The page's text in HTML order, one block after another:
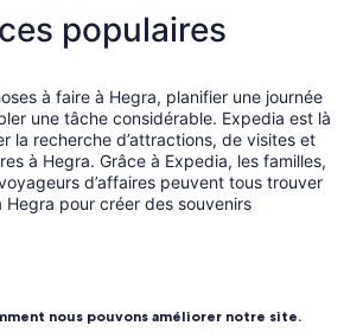
populaires
à faire à Hegra, planifier une journée
une tâche considérable. Expedia est là
la recherche d’attractions, de visites et
à Hegra. Grâce à Expedia, les familles,
d’affaires peuvent tous trouver
Hegra pour créer des souvenirs
nous pouvons améliorer notre site.